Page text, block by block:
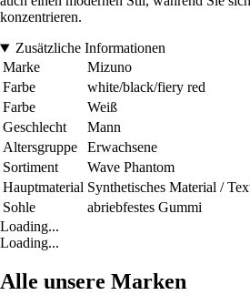
konzentrieren.
Zusätzliche Informationen
Marke
Mizuno
Farbe
white/black/fiery red
Farbe
Weiß
Geschlecht
Mann
Altersgruppe
Erwachsene
Sortiment
Wave Phantom
Hauptmaterial Synthetisches Material /
Sohle
abriebfestes Gummi
Loading...
Loading...
Alle unsere Marken